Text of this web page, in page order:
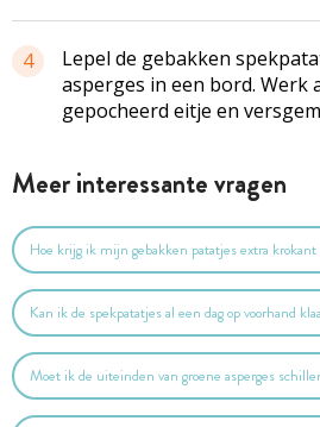
4
Lepel de gebakken
asperges in een bord. Werk
gepocheerd eitje en
Meer interessante vragen
Hoe krijg ik mijn gebakken patatjes extra krokant
Kan ik de spekpatatjes al een dag op voorhand
Moet ik de uiteinden van groene asperges